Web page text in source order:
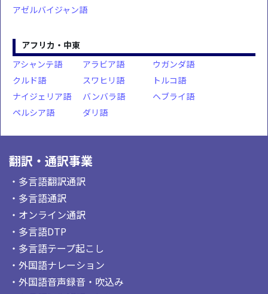
アゼルバイジャン語
アフリカ・中東
アシャンテ語
アラビア語
ウガンダ語
クルド語
スワヒリ語
トルコ語
ナイジェリア語
バンバラ語
ヘブライ語
ペルシア語
ダリ語